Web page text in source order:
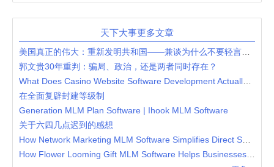
天下大事更多文章
郭文贵30年重判：骗局、政治，还是两者同时存在？
在全面复辟封建等级制
Generation MLM Plan Software | Ihook MLM Software
关于六四几点迟到的感想